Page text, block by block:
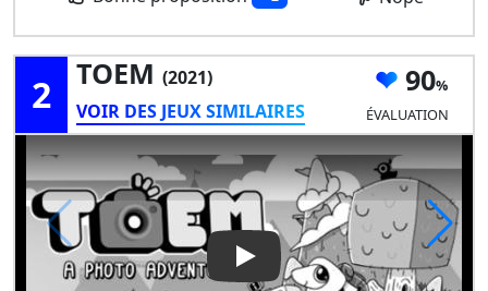
2 TOEM (2021)
VOIR DES JEUX SIMILAIRES
90
ÉVALUATION
Play Video: TOEM